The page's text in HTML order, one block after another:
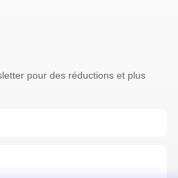
pour des réductions et plus